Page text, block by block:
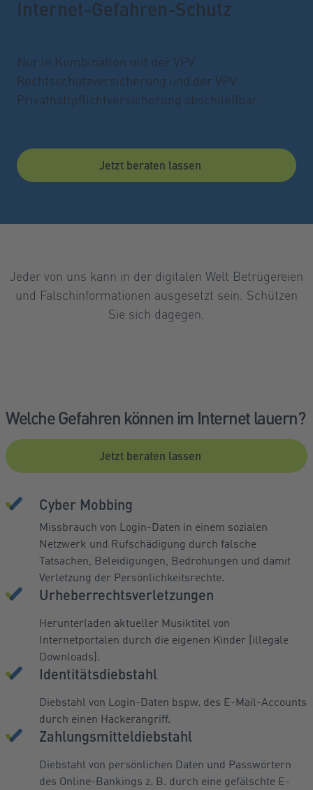
Internet-Gefahren-Schutz
Nur in Kombination mit der VPV
Rechtsschutzversicherung und der VPV
Privathaftpflichtversicherung abschließbar.
Jetzt beraten lassen
Jeder von uns kann in der digitalen Welt Betrügereien
und Falschinformationen ausgesetzt sein. Schützen
Sie sich dagegen.
Welche Gefahren können im Internet lauern?
Jetzt beraten lassen
Cyber Mobbing
Missbrauch von Login-Daten in einem sozialen
Netzwerk und Rufschädigung durch falsche
Tatsachen, Beleidigungen, Bedrohungen und damit
Verletzung der Persönlichkeitsrechte.
Urheberrechtsverletzungen
Herunterladen aktueller Musiktitel von
Internetportalen durch die eigenen Kinder (illegale
Downloads).
Identitätsdiebstahl
Diebstahl von Login-Daten bspw. des E-Mail-Accounts
durch einen Hackerangriff.
Zahlungsmitteldiebstahl
Diebstahl von persönlichen Daten und Passwörtern
des Online-Bankings z. B. durch eine gefälschte E-